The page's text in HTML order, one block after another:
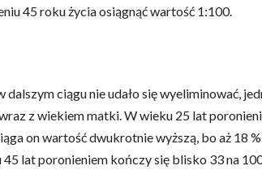
45 roku życia osiągnąć wartość 1:100.
dalszym ciągu nie udało się wyeliminować,
z wiekiem matki. W wieku 25 lat
on wartość dwukrotnie wyższą, bo aż 18
lat poronieniem kończy się blisko 33 na